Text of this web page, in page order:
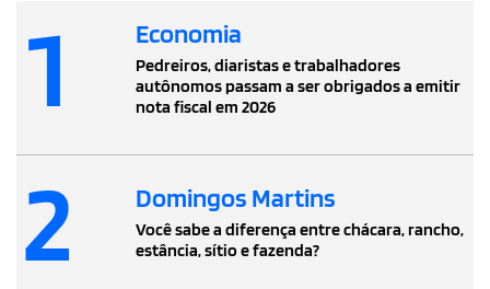
1 Economia
Pedreiros, diaristas e trabalhadores
autônomos passam a ser obrigados a emitir
nota fiscal em 2026
2 Domingos Martins
Você sabe a diferença entre chácara, rancho,
estância, sítio e fazenda?